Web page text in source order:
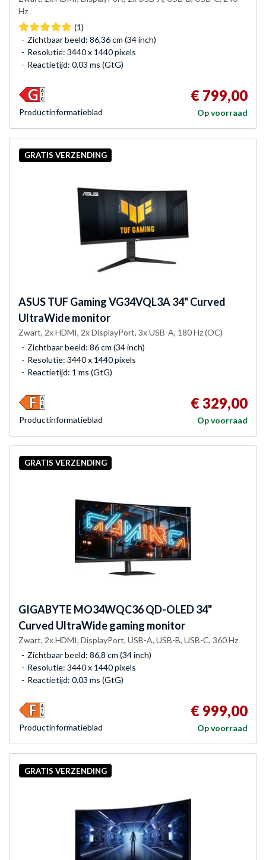
Hz
(1)
Zichtbaar beeld: 86,36 cm (34 inch)
Resolutie: 3440 x 1440 pixels
Reactietijd: 0.03 ms (GtG)
€ 799,00
Op voorraad
Product­informatieblad
GRATIS VERZENDING
ASUSTUF Gaming VG34VQL3A 34" Curved
UltraWide monitor
Zwart, 2x HDMI, 2x DisplayPort, 3x USB-A, 180 Hz (OC)
Zichtbaar beeld: 86 cm (34 inch)
Resolutie: 3440 x 1440 pixels
Reactietijd: 1 ms (GtG)
€ 329,00
Op voorraad
Product­informatieblad
GRATIS VERZENDING
GIGABYTE MO34WQC36 QD-OLED 34"
Curved UltraWide gaming monitor
Zwart, 2x HDMI, DisplayPort, USB-A, USB-B, USB-C, 360 Hz
Zichtbaar beeld: 86,8 cm (34 inch)
Resolutie: 3440 x 1440 pixels
Reactietijd: 0.03 ms (GtG)
€ 999,00
Op voorraad
Product­informatieblad
GRATIS VERZENDING